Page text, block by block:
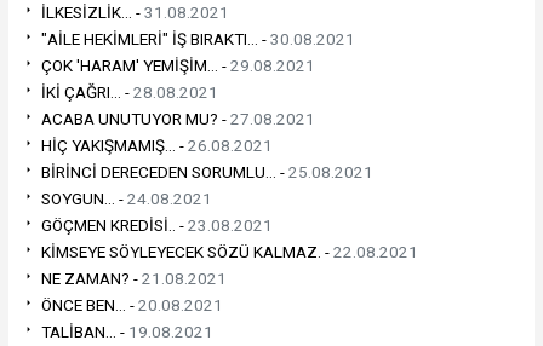
İLKESİZLİK... -31.08.2021
"AİLE HEKİMLERİ" İŞ BIRAKTI... -30.08.2021
ÇOK 'HARAM' YEMİŞİM... -29.08.2021
İKİ ÇAĞRI... -28.08.2021
ACABA UNUTUYOR MU? -27.08.2021
HİÇ YAKIŞMAMIŞ... -26.08.2021
BİRİNCİ DERECEDEN SORUMLU... -25.08.2021
SOYGUN... -24.08.2021
GÖÇMEN KREDİSİ.. -23.08.2021
KİMSEYE SÖYLEYECEK SÖZÜ KALMAZ. -22.08.2021
NE ZAMAN? -21.08.2021
ÖNCE BEN... -20.08.2021
TALİBAN... - 19.08.2021